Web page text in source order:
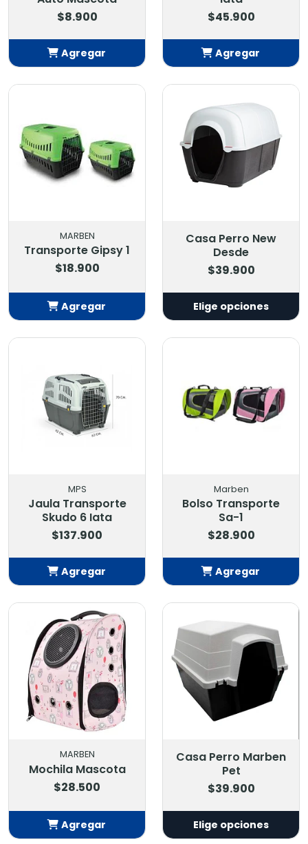
$8.900
Agregar
$45.900
Agregar
MARBEN
Transporte Gipsy 1
$18.900
Agregar
Casa Perro New
Desde
$39.900
Elige opciones
MPS
Jaula Transporte
Skudo 6 Iata
$137.900
Agregar
Añadido
Marben
Bolso Transporte
Sa-1
$28.900
Agregar
Añadido
MARBEN
Mochila Mascota
$28.500
Agregar
Casa Perro Marben
Pet
$39.900
Elige opciones